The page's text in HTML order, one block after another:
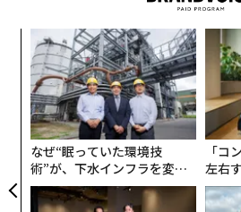
タグ：
ホテル 旅行/観光 アメリカ
カリフォルニア
ロンドン
マ
マサチューセッツ州
advertisement
同サイトは、事故発生率や操縦士
査や企業の透明性など、幅広い要
グを作成している。筆者の取材
ティングスのシャロン・ピータ
（CEO）は、航空会社の安全性
は極めて重要だと指摘した。「
有する姿勢は、正確で包括的な
対応の遅れは評価を著しく困難に
なぜ“眠っていた環境技
術”が、下水インフラを変え
たのか──産総研×月島JFE
アクアソリューションの10年
「コ
左右
TIAL
日」